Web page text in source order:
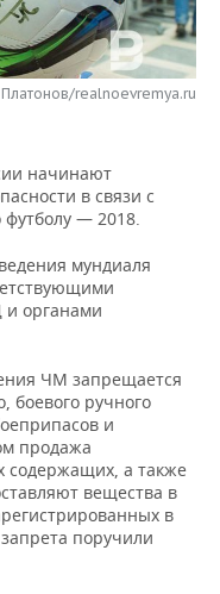
realnoevremya.ru
начинают
в связи с
— 2018.
мундиаля
органами
ЧМ запрещается
боевого ручного
и
продажа
содержащих, а также
вещества в
в
поручили